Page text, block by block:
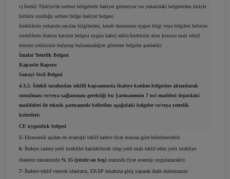
c) İstekli Türkiye'de serbest bölgelerde faaliyet gösteriyor ise yukarıdaki belgelerden biriyle
birlikte sunduğu serbest bölge faaliyet belgesi.
İsteklilerin yukarıda sayılan bilgilerden, kendi durumuna uygun bilgi veya bilgileri belirten
isteklilerin ihaleye katılım belgesi uygun kabul edilir.İsteklinin alım konusu malı teklif
etmeye yetkisinin bulunup bulunmadığını gösteren belgeler şunlardır:
İmalat Yeterlik Belgesi
Kapasite Raporu
Sanayi Sicil Belgesi
4.3.2. İstekli tarafından teklifi kapsamında ihaleye katılım belgesine aktarılarak
sunulması ve/veya sağlanması gerektiği bu Şartnamenin 7 nci maddesi dışındaki
maddeleri ile teknik şartnamede belirtilen aşağıdaki belgeler ve/veya yeterlik
kriterleri:
CE uygunluk belgesi
5- Ekonomik açıdan en avantajlı teklif sadece fiyat esasına göre belirlenecektir.
6- İhaleye sadece yerli istekliler katılabilecek olup yerli malı teklif eden yerli istekliye
ihalenin tamamında % 15 (yüzde on beş) oranında fiyat avantajı uygulanacaktır.
7- İhaleye teklif verecek olanların, EKAP hesabına giriş yaparak ihale dokümanını